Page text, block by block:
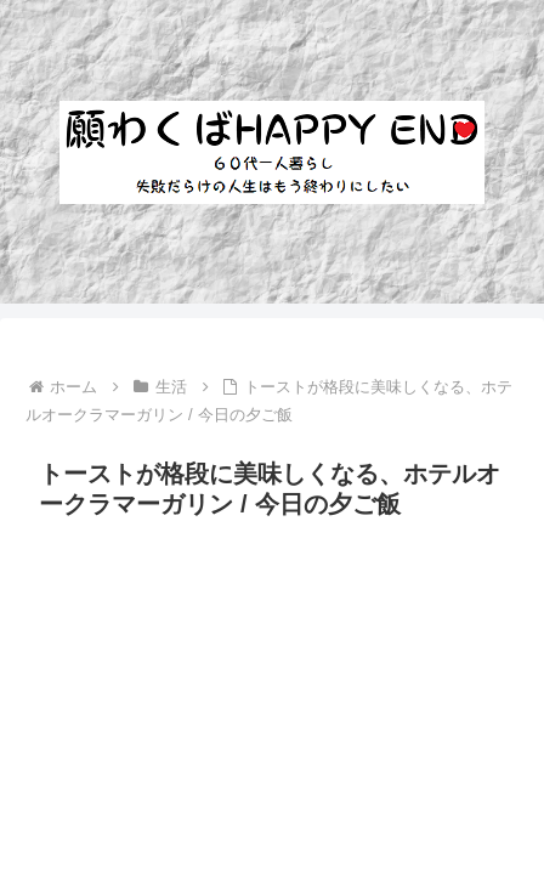
ホーム 生活
トーストが格段に美味しくなる、ホテ
ルオークラマーガリン / 今日の夕ご飯
トーストが格段に美味しくなる、ホテルオ
ークラマーガリン / 今日の夕ご飯